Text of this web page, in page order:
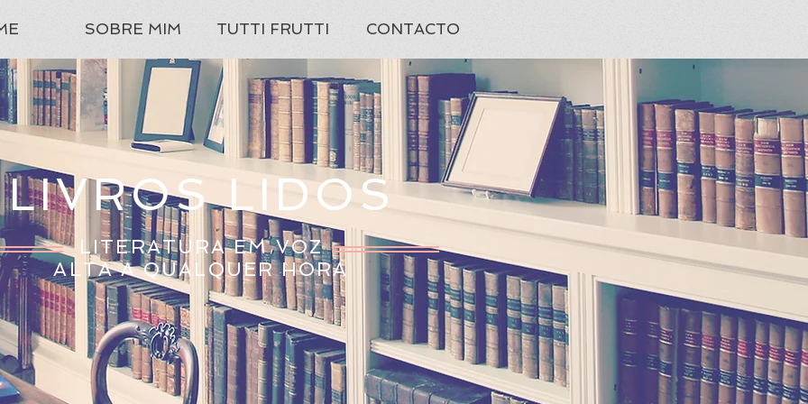
SOBRE MIM TUTTI FRUTTI CONTACTO
LIVROS LIDOS
LITERATURA EM VOZ
ALTA A QUALQUER HORA